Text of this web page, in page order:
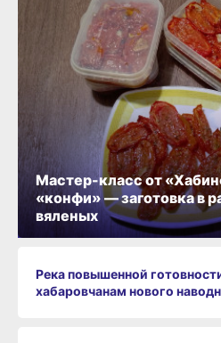
Река повышенной
хабаровчанам нового
Мастер-класс от
«конфи» — заготовка в
вяленых